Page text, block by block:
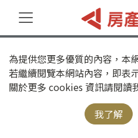
為提供您更多優質的內容，本
若繼續閱覽本網站內容，即表
關於更多 cookies 資訊請閱讀
我了解